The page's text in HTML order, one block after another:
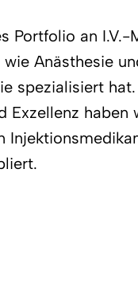
Portfolio an I.V.-
Anästhesie
spezialisiert
Exzellenz haben